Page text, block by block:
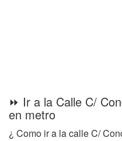
⏩ Ir a la Calle C/
en metro
¿ Como ir a la calle C/